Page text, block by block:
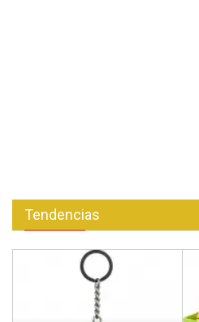
Tendencias